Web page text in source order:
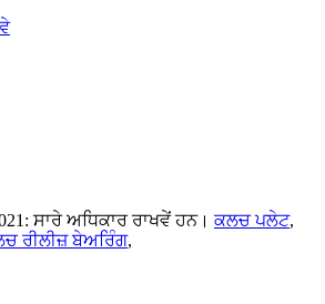
ਸਾਰੇ ਅਧਿਕਾਰ ਰਾਖਵੇਂ ਹਨ। ਕਲਚ ਪਲੇਟ,
ਰੀਲੀਜ਼ ਬੇਅਰਿੰਗ,